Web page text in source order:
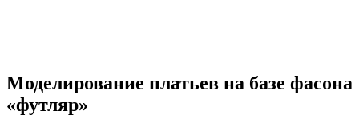
Моделирование платьев на базе фасона
«футляр»